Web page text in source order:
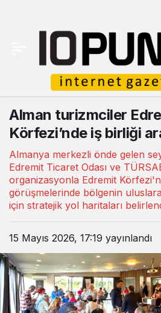
Alman turizmciler
Körfezi’nde iş birliği
Almanya merkezli önde gelen
Edremit Ticaret Odası ve
organizasyonla Edremit
görüşmelerinde bölgenin
için stratejik yol haritaları
15 Mayıs 2026, 17:19 yayınlandı